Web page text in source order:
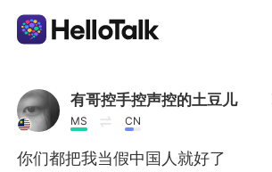
Sprachaustausch-App
AI Grammar Checker
有哥控手控声控的土豆儿
MS CN
你们都把我当假中国人就好了